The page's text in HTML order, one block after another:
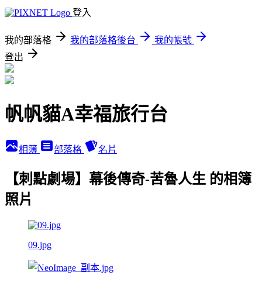
登入
我的部落格 我的部落格後台
我的帳號
登出
帆帆貓A幸福旅行台
相簿 部落格 名片
【刺點劇場】幕後傳奇-苦魯人生 的相簿
照片
09.jpg